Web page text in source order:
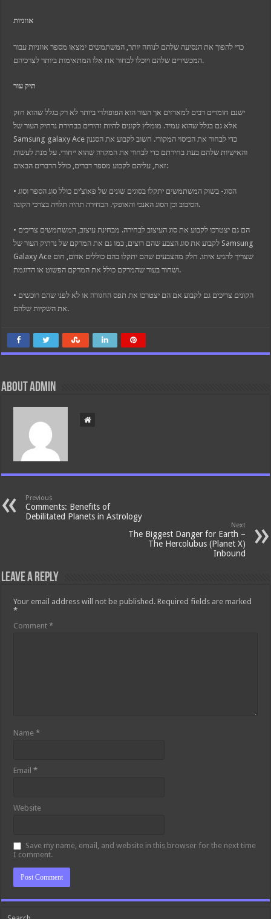
אוזניות
כדי להפוך את הנסיעה שלהם לנוחה יותר, המשתמשים ימצאו מספר אוזניות עבור
המכשירים שלהם ויוכלו לבחור את אלו המתאימות ביותר לצרכיהם.
תיק עור
ישנם חומרים רבים למארזים אך העור הוא הפופולרי ביותר לא רק בגלל שהוא חזק
אלא גם בגלל שהוא עמיד. מומלץ לקונים להיות זהירים בבחירת נרתיק העור של
Samsung galaxy Ace כדי לבחור את הכיסוי המקורי. חשוב לקבוע את הסגנון
והאישיות שלהם בעת בחירתם כדי לבחור את המקרה שהוא ייחודי. על מנת לעשות
זאת, עליהם לקבוע מספר דברים, כולל הדברים הבאים:
• הסוג- בשוק המשתמשים יתקלו בסוגים שונים של פאוצ’ים כולל סוג הספר וסוג
הסיבוב וכן הסוג האנכי והאופקי. הבחירה תהיה תלויה בצרכי הקונה.
• הם גם יצטרכו לקבוע את סוג העיצוב לבחירה. מבחינת עיצוב, המשתמשים צריכים
לקבוע את סוג הצבע שהם רוצים, כמו גם את המרקם של נרתיק העור של Samsung
Galaxy Ace שצריך להגיע איתו. חלק מהצבעים שהם יתקלו בהם כוללים אדום, חום
ושחור בעוד שהמרקם כולל את המרקם הפשוט או הדוגמת.
• הקונים צריכים גם לקבוע אם הם יצטרכו את תפס החגורה או לא לפני שהם רוכשים
את השקיות שלהם.
About admin
Previous
Comments: Benefits of
Debilitated Planets in Astrology
Next
The Biggest Danger for Earth –
The Hercolubus (Planet X)
Inbound
Leave a Reply
Your email address will not be published. Required fields are marked
*
Comment*
Name*
Email*
Website
Save my name, email, and website in this browser for the next time
I comment.